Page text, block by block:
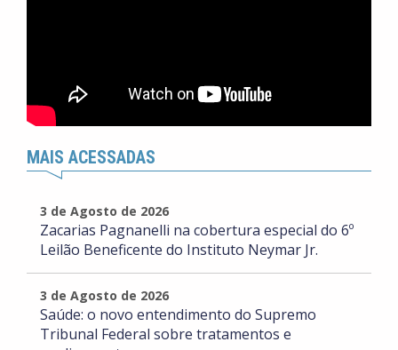
MAIS ACESSADAS
3 de Agosto de 2026
Zacarias Pagnanelli na cobertura especial do 6º
Leilão Beneficente do Instituto Neymar Jr.
3 de Agosto de 2026
Saúde: o novo entendimento do Supremo
Tribunal Federal sobre tratamentos e